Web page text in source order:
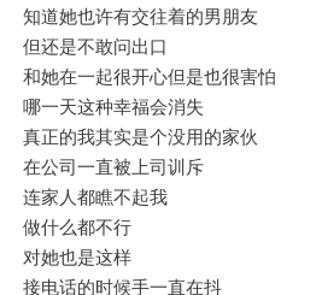
知道她也许有交往着的男朋友
但还是不敢问出口
和她在一起很开心但是也很害怕
哪一天这种幸福会消失
真正的我其实是个没用的家伙
在公司一直被上司训斥
连家人都瞧不起我
做什么都不行
对她也是这样
接电话的时候手一直在抖